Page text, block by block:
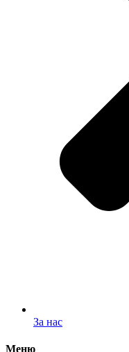
За нас
Меню